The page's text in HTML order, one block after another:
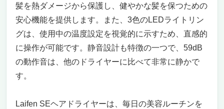
髪を熱ダメージから保護し、健やかな髪を保つための
安心機能を提供します。また、3色のLEDライトリン
グは、使用中の温度設定を視覚的に示すため、直感的
に操作が可能です。静音設計も特徴の一つで、59dB
の動作音は、他のドライヤーに比べて非常に静かで
す。
Laifen SEヘアドライヤーは、毎日の美容ルーチンを